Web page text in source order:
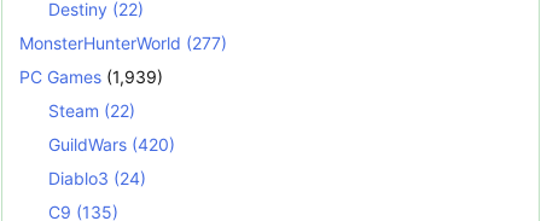
Destiny (22)
MonsterHunterWorld (277)
PC Games (1,939)
Steam (22)
GuildWars (420)
Diablo3 (24)
C9 (135)